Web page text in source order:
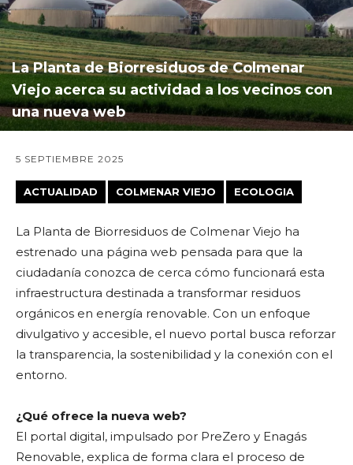
La Planta de Biorresiduos de Colmenar
Viejo acerca su actividad a los vecinos con
una nueva web
5 SEPTIEMBRE 2025
ACTUALIDAD COLMENAR VIEJO ECOLOGIA
La Planta de Biorresiduos de Colmenar Viejo ha
estrenado una página web pensada para que la
ciudadanía conozca de cerca cómo funcionará esta
infraestructura destinada a transformar residuos
orgánicos en energía renovable. Con un enfoque
divulgativo y accesible, el nuevo portal busca reforzar
la transparencia, la sostenibilidad y la conexión con el
entorno.
¿Qué ofrece la nueva web?
El portal digital, impulsado por PreZero y Enagás
Renovable, explica de forma clara el proceso de